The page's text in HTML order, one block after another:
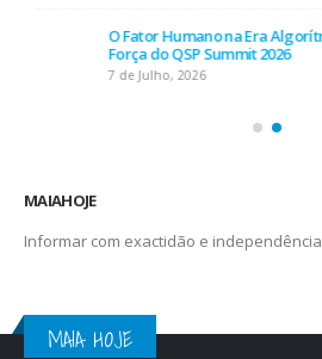
O Fator Humano na Era
Força do QSP Summit 2026
7 de Julho, 2026
MAIAHOJE
Informar com exactidão e independência
MAIA HOJE